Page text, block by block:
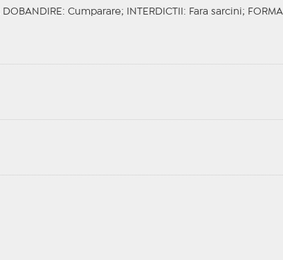
DOBANDIRE : Cumparare; INTERDICTII : Fara sarcini; FORMA